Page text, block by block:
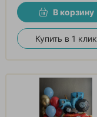
В корзину
Купить в 1 клик